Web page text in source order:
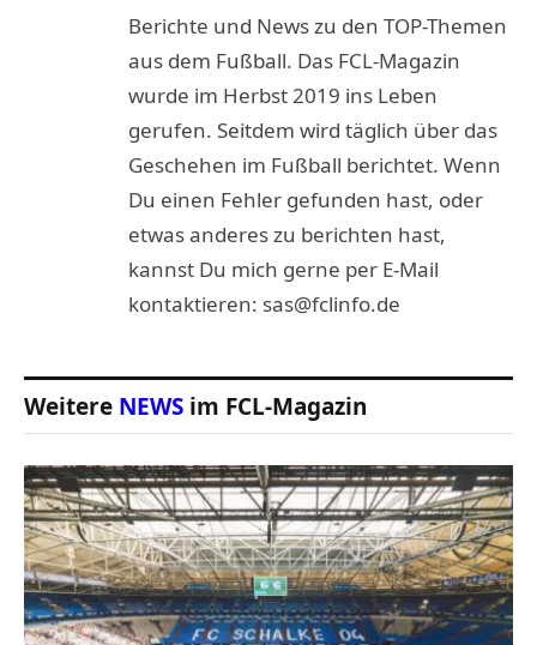
Berichte und News zu den TOP-Themen
aus dem Fußball. Das FCL-Magazin
wurde im Herbst 2019 ins Leben
gerufen. Seitdem wird täglich über das
Geschehen im Fußball berichtet. Wenn
Du einen Fehler gefunden hast, oder
etwas anderes zu berichten hast,
kannst Du mich gerne per E-Mail
kontaktieren: sas@fclinfo.de
Weitere NEWS im FCL-Magazin